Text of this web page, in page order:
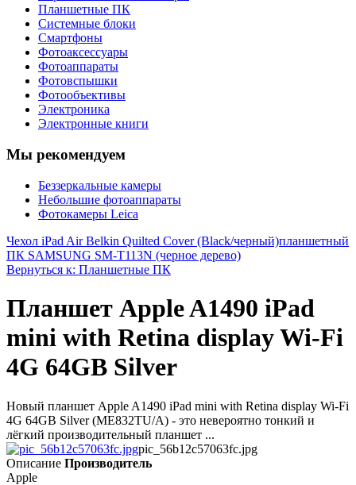
Планшетные ПК
Системные блоки
Смартфоны
Фотоаксессуары
Фотоаппараты
Фотовспышки
Фотообъективы
Электроника
Электронные книги
Мы рекомендуем
Беззеркальные камеры
Небольшие фотоаппараты
Фотокамеры Leica
Чехол iPad Air Belkin Quilted Cover (Black/черный)планшетный
ПК SAMSUNG SM-T113N (черное дерево)
Вернуться к: Планшетные ПК
Планшет Apple A1490 iPad
mini with Retina display Wi-Fi
4G 64GB Silver
Новый планшет Apple A1490 iPad mini with Retina display Wi-Fi
4G 64GB Silver (ME832TU/A) - это невероятно тонкий и
лёгкий производительный планшет ...
pic_56b12c57063fc.jpg
Описание Производитель
Apple